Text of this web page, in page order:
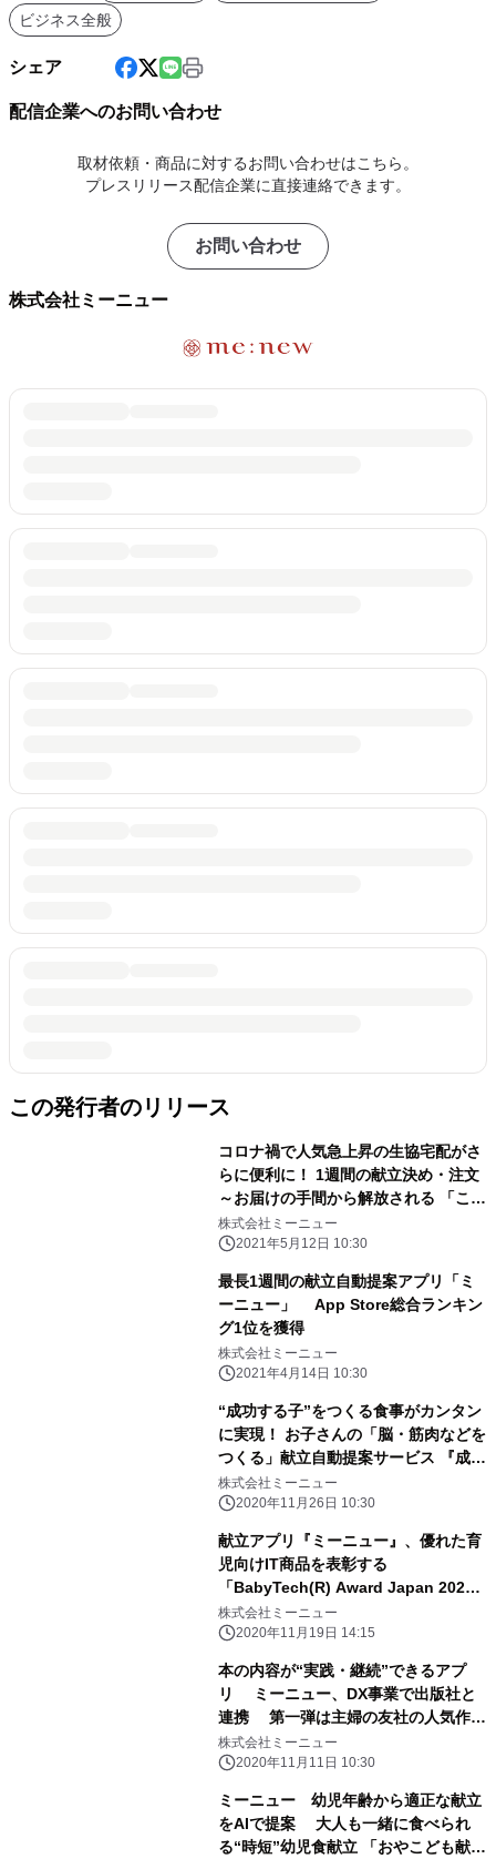
ビジネス全般
シェア
配信企業へのお問い合わせ
取材依頼・商品に対するお問い合わせはこちら。
プレスリリース配信企業に直接連絡できます。
お問い合わせ
株式会社ミーニュー
この発行者のリリース
コロナ禍で人気急上昇の生協宅配がさ
らに便利に！ 1週間の献立決め・注文
～お届けの手間から解放される 「こん
だてアシスト」 AI献立提案「ミーニ
ュー」×「コープこうべ」でサービス
株式会社ミーニュー
2021年5月12日 10:30
最長1週間の献立自動提案アプリ「ミ
ーニュー」 App Store総合ランキン
グ1位を獲得
株式会社ミーニュー
2021年4月14日 10:30
“成功する子”をつくる食事がカンタン
に実現！ お子さんの「脳・筋肉などを
つくる」献立自動提案サービス 『成功
する子は食べ物が9割』コースを開始
株式会社ミーニュー
2020年11月26日 10:30
献立アプリ『ミーニュー』、優れた育
児向けIT商品を表彰する
「BabyTech(R) Award Japan 2020
powered by DNP 大日本印刷」の「授
乳と食事部門」大賞を受賞
株式会社ミーニュー
2020年11月19日 14:15
本の内容が“実践・継続”できるアプ
リ ミーニュー、DX事業で出版社と
連携 第一弾は主婦の友社の人気作
『成功する子は食べ物が9割』
株式会社ミーニュー
2020年11月11日 10:30
ミーニュー 幼児年齢から適正な献立
をAIで提案 大人も一緒に食べられ
る“時短”幼児食献立 「おやこども献